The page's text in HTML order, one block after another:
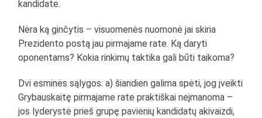
kandidate.
Nėra ką ginčytis – visuomenės nuomonė jai skiria
Prezidento postą jau pirmajame rate. Ką daryti
oponentams? Kokia rinkimų taktika gali būti taikoma?
Dvi esminės sąlygos: a) šiandien galima spėti, jog įveikti
Grybauskaitę pirmajame rate praktiškai neįmanoma –
jos lyderystė prieš grupę pavienių kandidatų akivaizdi,